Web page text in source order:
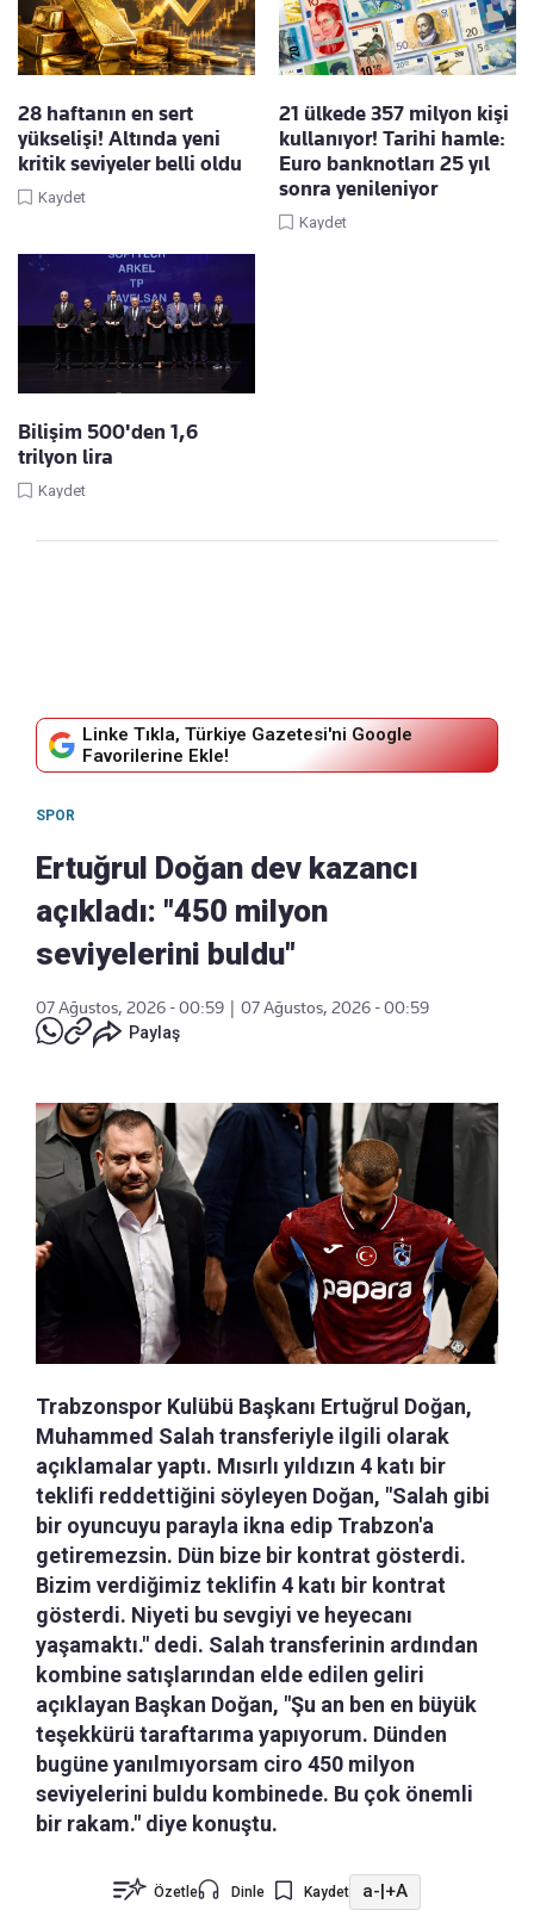
28 haftanın en sert
yükselişi! Altında yeni
kritik seviyeler belli oldu
Kaydet
21 ülkede 357 milyon kişi
kullanıyor! Tarihi hamle:
Euro banknotları 25 yıl
sonra yenileniyor
Kaydet
Bilişim 500'den 1,6
trilyon lira
Kaydet
Linke Tıkla, Türkiye Gazetesi'ni Google
Favorilerine Ekle!
SPOR
Ertuğrul Doğan dev kazancı
açıkladı: "450 milyon
seviyelerini buldu"
07 Ağustos, 2026 - 00:59
07 Ağustos, 2026 - 00:59
Paylaş
Trabzonspor Kulübü Başkanı Ertuğrul Doğan,
Muhammed Salah transferiyle ilgili olarak
açıklamalar yaptı. Mısırlı yıldızın 4 katı bir
teklifi reddettiğini söyleyen Doğan, "Salah gibi
bir oyuncuyu parayla ikna edip Trabzon'a
getiremezsin. Dün bize bir kontrat gösterdi.
Bizim verdiğimiz teklifin 4 katı bir kontrat
gösterdi. Niyeti bu sevgiyi ve heyecanı
yaşamaktı." dedi. Salah transferinin ardından
kombine satışlarından elde edilen geliri
açıklayan Başkan Doğan, "Şu an ben en büyük
teşekkürü taraftarıma yapıyorum. Dünden
bugüne yanılmıyorsam ciro 450 milyon
seviyelerini buldu kombinede. Bu çok önemli
bir rakam." diye konuştu.
Özetle Dinle Kaydet a-|+A